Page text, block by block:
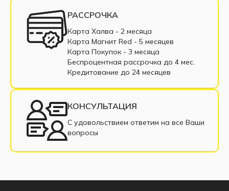
РАССРОЧКА
Карта Халва - 2 месяца
Карта Магнит Red - 5 месяцев
Карта Покупок - 3 месяца
Беспроцентная рассрочка до 4 мес.
Кредитование до 24 месяцев
КОНСУЛЬТАЦИЯ
С удовольствием ответим на все Ваши
вопросы